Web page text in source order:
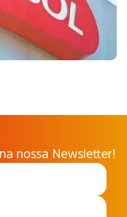
nossa Newsletter!